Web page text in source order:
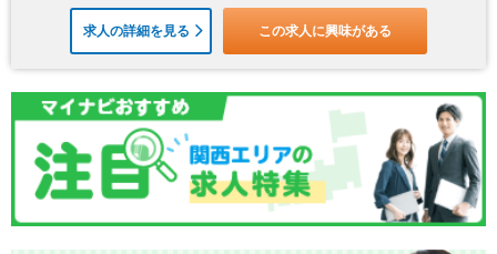
求人の詳細を見る この求人に興味がある